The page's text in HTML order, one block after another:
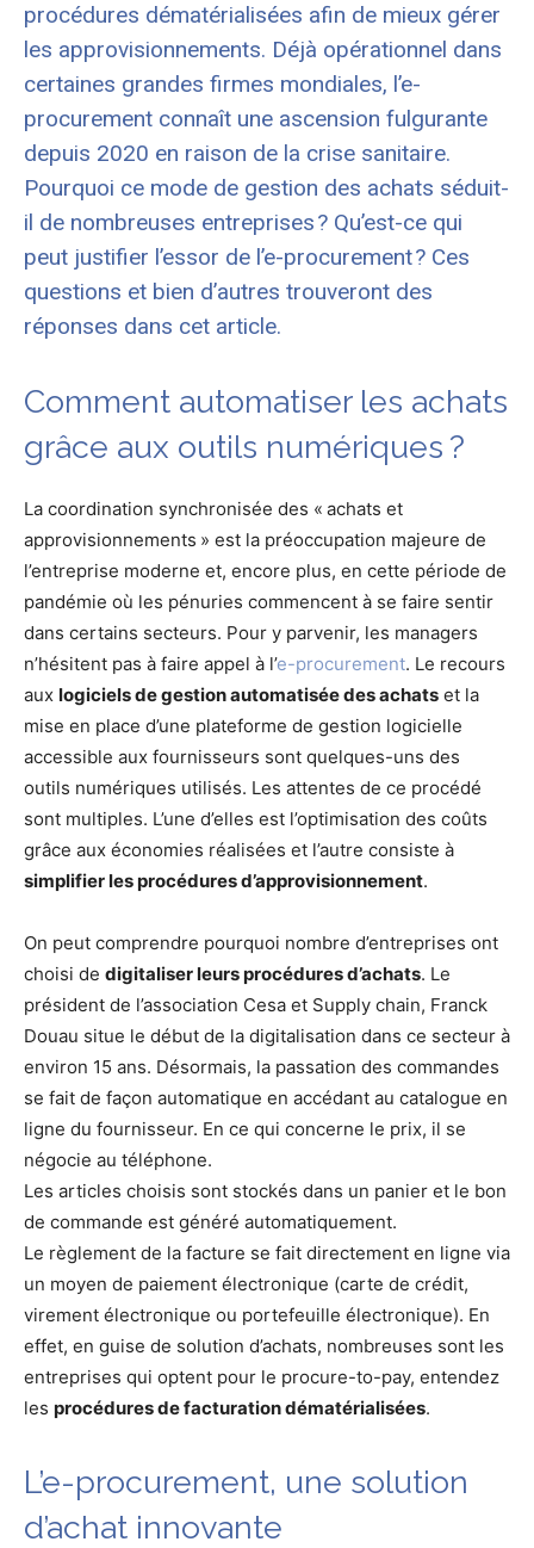
procédures dématérialisées afin de mieux gérer
les approvisionnements. Déjà opérationnel dans
certaines grandes firmes mondiales, l’e-
procurement connaît une ascension fulgurante
depuis 2020 en raison de la crise sanitaire.
Pourquoi ce mode de gestion des achats séduit-
il de nombreuses entreprises ? Qu’est-ce qui
peut justifier l’essor de l’e-procurement ? Ces
questions et bien d’autres trouveront des
réponses dans cet article.
Comment automatiser les achats
grâce aux outils numériques ?
La coordination synchronisée des « achats et
approvisionnements » est la préoccupation majeure de
l’entreprise moderne et, encore plus, en cette période de
pandémie où les pénuries commencent à se faire sentir
dans certains secteurs. Pour y parvenir, les managers
n’hésitent pas à faire appel à l’e-procurement. Le recours
aux logiciels de gestion automatisée des achats et la
mise en place d’une plateforme de gestion logicielle
accessible aux fournisseurs sont quelques-uns des
outils numériques utilisés. Les attentes de ce procédé
sont multiples. L’une d’elles est l’optimisation des coûts
grâce aux économies réalisées et l’autre consiste à
simplifier les procédures d’approvisionnement.
On peut comprendre pourquoi nombre d’entreprises ont
choisi de digitaliser leurs procédures d’achats. Le
président de l’association Cesa et Supply chain, Franck
Douau situe le début de la digitalisation dans ce secteur à
environ 15 ans. Désormais, la passation des commandes
se fait de façon automatique en accédant au catalogue en
ligne du fournisseur. En ce qui concerne le prix, il se
négocie au téléphone.
Les articles choisis sont stockés dans un panier et le bon
de commande est généré automatiquement.
Le règlement de la facture se fait directement en ligne via
un moyen de paiement électronique (carte de crédit,
virement électronique ou portefeuille électronique). En
effet, en guise de solution d’achats, nombreuses sont les
entreprises qui optent pour le procure-to-pay, entendez
les procédures de facturation dématérialisées.
L’e-procurement, une solution
d’achat innovante